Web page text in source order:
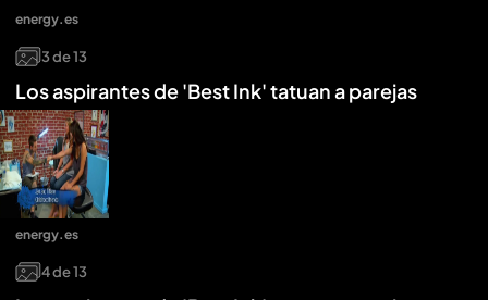
3de13
Los aspirantes de 'Best Ink' tatuan a parejas
energy.es
4de13
energy.es